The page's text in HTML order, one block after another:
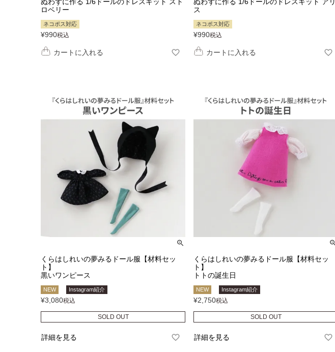
ロベリー
ネコポス対応
¥990税込
カートに入れる
ス
ネコポス対応
¥990税込
カートに入れる
くらはしれいの夢みるドール服【材料セッ
ト】
黒いワンピース
NEW Instagram紹介
¥3,080税込
SOLD OUT
詳細を見る
くらはしれいの夢みるドール服【材料セッ
ト】
トトの誕生日
NEW Instagram紹介
¥2,750税込
SOLD OUT
詳細を見る